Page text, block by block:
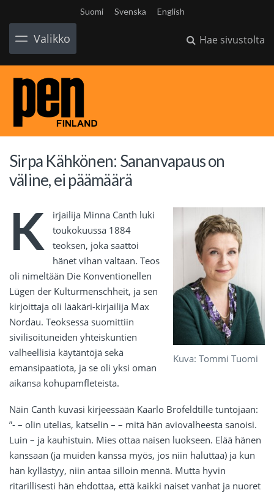
Suomi Svenska English
Valikko Hae sivustolta
Sirpa Kähkönen: Sananvapaus on
väline, ei päämäärä
Kuva: Tommi Tuomi
K
irjailija Minna Canth luki
toukokuussa 1884
teoksen, joka saattoi
hänet vihan valtaan. Teos
oli nimeltään Die Konventionellen
Lügen der Kulturmenschheit, ja sen
kirjoittaja oli lääkäri-kirjailija Max
Nordau. Teoksessa suomittiin
sivilisoituneiden yhteiskuntien
valheellisia käytäntöjä sekä
emansipaatiota, ja se oli yksi oman
aikansa kohupamfleteista.
Näin Canth kuvasi kirjeessään Kaarlo Brofeldtille tuntojaan:
”- – olin utelias, katselin – – mitä hän aviovalheesta sanoisi.
Luin – ja kauhistuin. Mies ottaa naisen luokseen. Elää hänen
kanssaan (ja muiden kanssa myös, jos niin haluttaa) ja kun
hän kyllästyy, niin antaa silloin mennä. Mutta hyvin
ritarillisesti hän ehdottaa, että kaikki naiset vanhat ja nuoret